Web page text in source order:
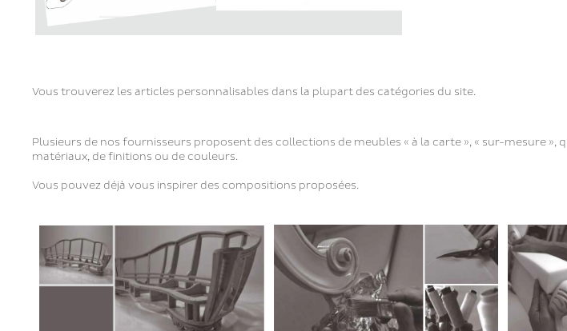
Vous trouverez les articles personnalisables dans la plupart des catégories du site.
Plusieurs de nos fournisseurs proposent des collections de meubles « à la carte », « sur-mesure
matériaux, de finitions ou de couleurs.
Vous pouvez déjà vous inspirer des compositions proposées.